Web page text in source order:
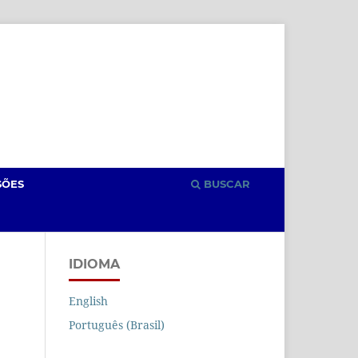
BUSCAR
IDIOMA
English
Português (Brasil)